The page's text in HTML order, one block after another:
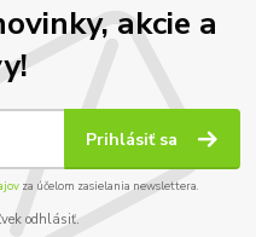
akcie a
Prihlásiť sa
za účelom zasielania newslettera.
odhlásiť.